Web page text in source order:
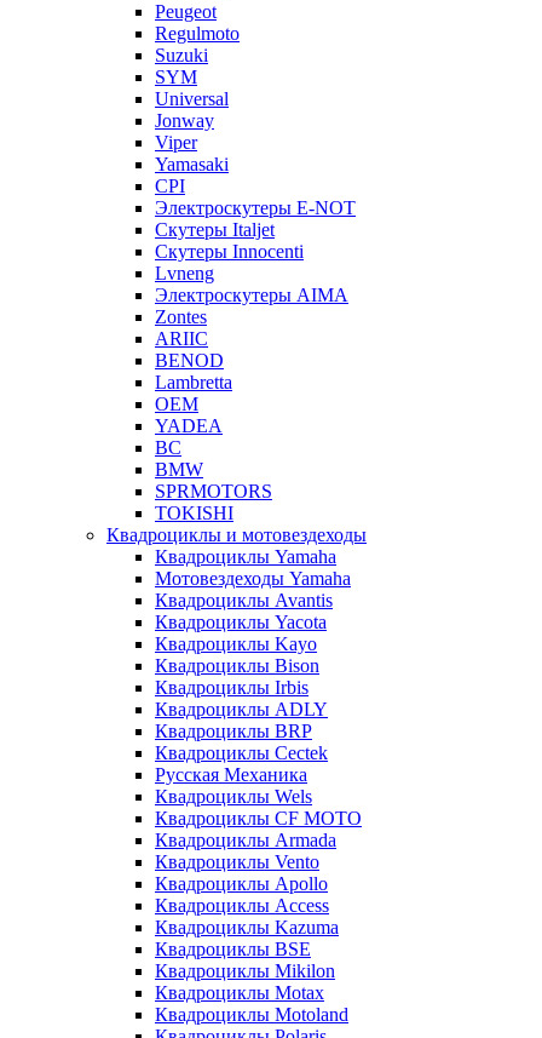
Peugeot
Regulmoto
Suzuki
SYM
Universal
Jonway
Viper
Yamasaki
CPI
Электроскутеры E-NOT
Скутеры Italjet
Скутеры Innocenti
Lvneng
Электроскутеры AIMA
Zontes
ARIIC
BENOD
Lambretta
OEM
YADEA
BC
BMW
SPRMOTORS
TOKISHI
Квадроциклы и мотовездеходы
Квадроциклы Yamaha
Мотовездеходы Yamaha
Квадроциклы Avantis
Квадроциклы Yacota
Квадроциклы Kayo
Квадроциклы Bison
Квадроциклы Irbis
Квадроциклы ADLY
Квадроциклы BRP
Квадроциклы Cectek
Русская Механика
Квадроциклы Wels
Квадроциклы CF MOTO
Квадроциклы Armada
Квадроциклы Vento
Квадроциклы Apollo
Квадроциклы Access
Квадроциклы Kazuma
Квадроциклы BSE
Квадроциклы Mikilon
Квадроциклы Motax
Квадроциклы Motoland